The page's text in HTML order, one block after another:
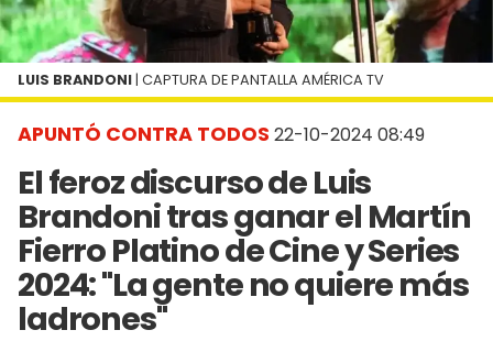
APUNTÓ CONTRA TODOS 22-10-2024 08:49
El feroz discurso de Luis
Brandoni tras ganar el Martín
Fierro Platino de Cine y Series
2024: "La gente no quiere más
ladrones"
LUIS BRANDONI | CAPTURA DE PANTALLA AMÉRICA TV